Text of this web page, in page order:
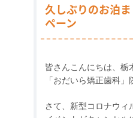
久しぶりのお泊
ペーン
皆さんこんにちは、栃
「おだいら矯正歯科」
さて、新型コロナウィ